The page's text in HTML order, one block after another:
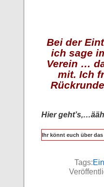
Bei der
ich sage
Verein …
mit. Ich
Hier
Ihr könnt euch über
Tags: